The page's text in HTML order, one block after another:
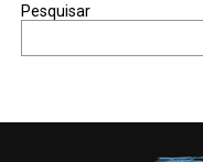
Pesquisar